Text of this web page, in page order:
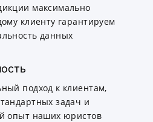
максимально
клиенту гарантируем
данных
подход к клиентам,
задач и
опыт наших юристов